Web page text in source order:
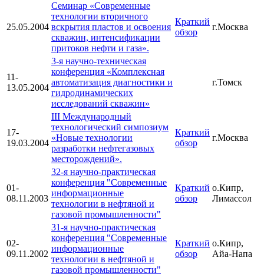
25.05.2004
Семинар «Современные
технологии вторичного
вскрытия пластов и освоения
скважин, интенсификации
притоков нефти и газа».
Краткий
обзор
г.Москва
11-
13.05.2004
3-я научно-техническая
конференция «Комплексная
автоматизация диагностики и
гидродинамических
исследований скважин»
г.Томск
17-
19.03.2004
III Международный
технологический симпозиум
«Новые технологии
разработки нефтегазовых
месторождений».
Краткий
обзор
г.Москва
01-
08.11.2003
32-я научно-практическая
конференция "Современные
информационные
технологии в нефтяной и
газовой промышленности"
Краткий
обзор
о.Кипр,
Лимассол
02-
09.11.2002
31-я научно-практическая
конференция "Современные
информационные
технологии в нефтяной и
газовой промышленности"
Краткий
обзор
о.Кипр,
Айа-Напа